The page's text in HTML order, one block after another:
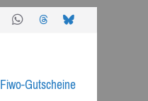
Fiwo-Gutscheine